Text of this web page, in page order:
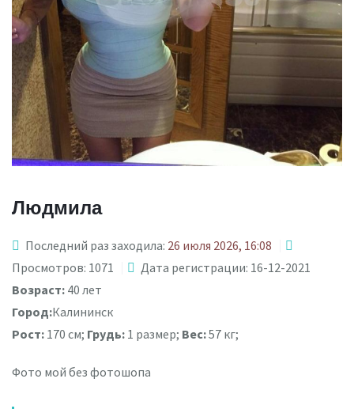
Людмила
Последний раз заходила: 26 июля 2026, 16:08
Просмотров: 1071
Дата регистрации: 16-12-2021
Возраст: 40 лет
Город:Калининск
Рост: 170 см; Грудь: 1 размер; Вес:57 кг;
Фото мой без фотошопа